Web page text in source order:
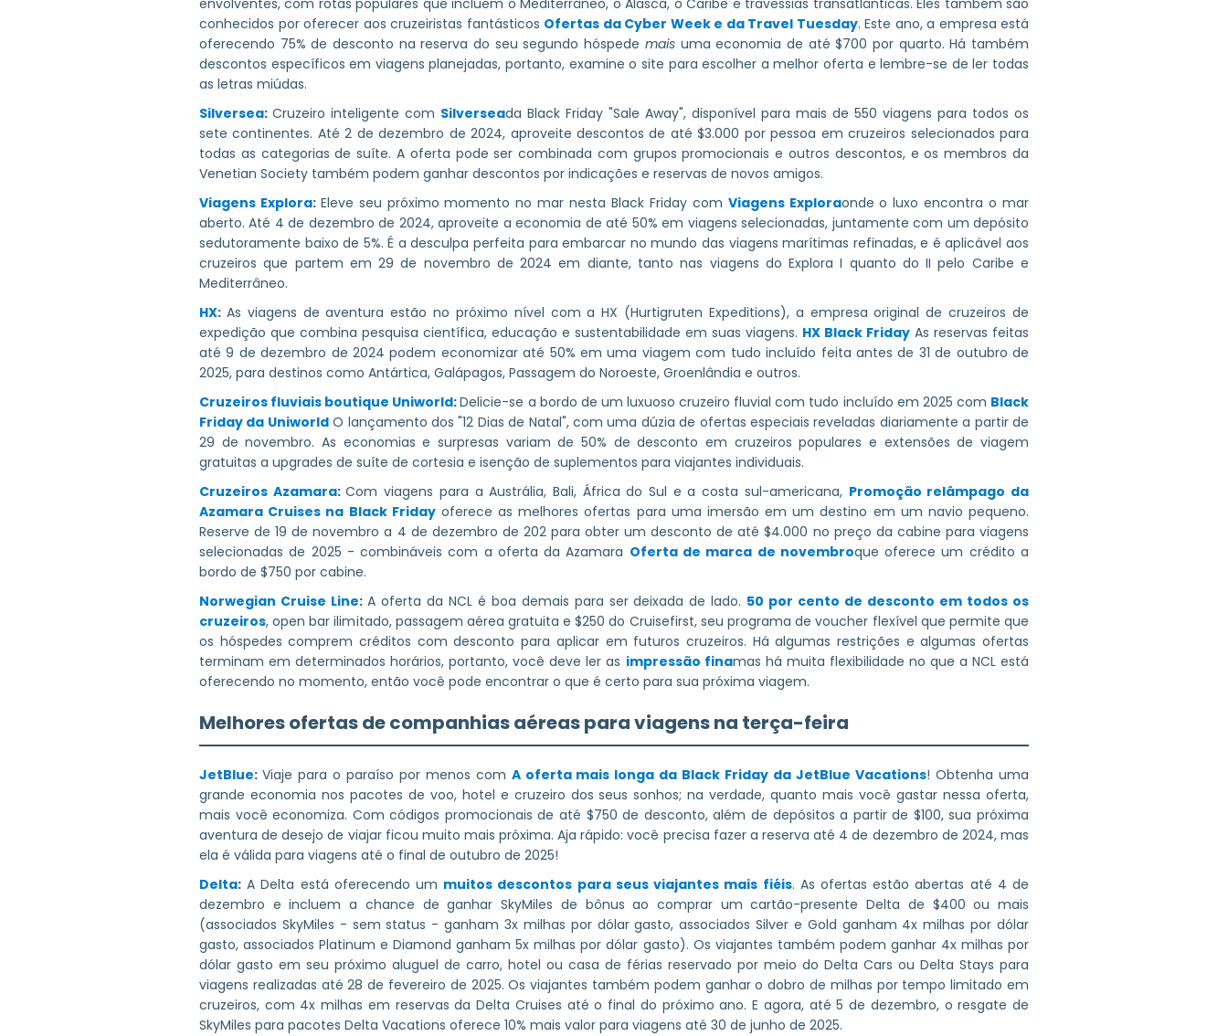
envolventes, com rotas populares que incluem o Mediterrâneo, o Alasca, o Caribe e travessias transatlânticas. Eles também são
conhecidos por oferecer aos cruzeiristas fantásticos Ofertas da Cyber Week e da Travel Tuesday. Este ano, a empresa está
oferecendo 75% de desconto na reserva do seu segundo hóspede maisuma economia de até $700 por quarto. Há também
descontos específicos em viagens planejadas, portanto, examine o site para escolher a melhor oferta e lembre-se de ler todas
as letras miúdas.
Silversea: Cruzeiro inteligente com Silverseada Black Friday "Sale Away", disponível para mais de 550 viagens para todos os
sete continentes. Até 2 de dezembro de 2024, aproveite descontos de até $3.000 por pessoa em cruzeiros selecionados para
todas as categorias de suíte. A oferta pode ser combinada com grupos promocionais e outros descontos, e os membros da
Venetian Society também podem ganhar descontos por indicações e reservas de novos amigos.
Viagens Explora: Eleve seu próximo momento no mar nesta Black Friday com Viagens Exploraonde o luxo encontra o mar
aberto. Até 4 de dezembro de 2024, aproveite a economia de até 50% em viagens selecionadas, juntamente com um depósito
sedutoramente baixo de 5%. É a desculpa perfeita para embarcar no mundo das viagens marítimas refinadas, e é aplicável aos
cruzeiros que partem em 29 de novembro de 2024 em diante, tanto nas viagens do Explora I quanto do II pelo Caribe e
Mediterrâneo.
HX: As viagens de aventura estão no próximo nível com a HX (Hurtigruten Expeditions), a empresa original de cruzeiros de
expedição que combina pesquisa científica, educação e sustentabilidade em suas viagens. HX Black Friday As reservas feitas
até 9 de dezembro de 2024 podem economizar até 50% em uma viagem com tudo incluído feita antes de 31 de outubro de
2025, para destinos como Antártica, Galápagos, Passagem do Noroeste, Groenlândia e outros.
Cruzeiros fluviais boutique Uniworld:Delicie-se a bordo de um luxuoso cruzeiro fluvial com tudo incluído em 2025 com Black
Friday da UniworldO lançamento dos "12 Dias de Natal", com uma dúzia de ofertas especiais reveladas diariamente a partir de
29 de novembro. As economias e surpresas variam de 50% de desconto em cruzeiros populares e extensões de viagem
gratuitas a upgrades de suíte de cortesia e isenção de suplementos para viajantes individuais.
Cruzeiros Azamara:Com viagens para a Austrália, Bali, África do Sul e a costa sul-americana, Promoção relâmpago da
Azamara Cruises na Black Fridayoferece as melhores ofertas para uma imersão em um destino em um navio pequeno.
Reserve de 19 de novembro a 4 de dezembro de 202 para obter um desconto de até $4.000 no preço da cabine para viagens
selecionadas de 2025 - combináveis com a oferta da Azamara Oferta de marca de novembroque oferece um crédito a
bordo de $750 por cabine.
Norwegian Cruise Line: A oferta da NCL é boa demais para ser deixada de lado. 50 por cento de desconto em todos os
cruzeiros, open bar ilimitado, passagem aérea gratuita e $250 do Cruisefirst, seu programa de voucher flexível que permite que
os hóspedes comprem créditos com desconto para aplicar em futuros cruzeiros. Há algumas restrições e algumas ofertas
terminam em determinados horários, portanto, você deve ler as impressão finamas há muita flexibilidade no que a NCL está
oferecendo no momento, então você pode encontrar o que é certo para sua próxima viagem.
Melhores ofertas de companhias aéreas para viagens na terça-feira
JetBlue: Viaje para o paraíso por menos com A oferta mais longa da Black Friday da JetBlue Vacations! Obtenha uma
grande economia nos pacotes de voo, hotel e cruzeiro dos seus sonhos; na verdade, quanto mais você gastar nessa oferta,
mais você economiza. Com códigos promocionais de até $750 de desconto, além de depósitos a partir de $100, sua próxima
aventura de desejo de viajar ficou muito mais próxima. Aja rápido: você precisa fazer a reserva até 4 de dezembro de 2024, mas
ela é válida para viagens até o final de outubro de 2025!
Delta: A Delta está oferecendo um muitos descontos para seus viajantes mais fiéis. As ofertas estão abertas até 4 de
dezembro e incluem a chance de ganhar SkyMiles de bônus ao comprar um cartão-presente Delta de $400 ou mais
(associados SkyMiles - sem status - ganham 3x milhas por dólar gasto, associados Silver e Gold ganham 4x milhas por dólar
gasto, associados Platinum e Diamond ganham 5x milhas por dólar gasto). Os viajantes também podem ganhar 4x milhas por
dólar gasto em seu próximo aluguel de carro, hotel ou casa de férias reservado por meio do Delta Cars ou Delta Stays para
viagens realizadas até 28 de fevereiro de 2025. Os viajantes também podem ganhar o dobro de milhas por tempo limitado em
cruzeiros, com 4x milhas em reservas da Delta Cruises até o final do próximo ano. E agora, até 5 de dezembro, o resgate de
SkyMiles para pacotes Delta Vacations oferece 10% mais valor para viagens até 30 de junho de 2025.